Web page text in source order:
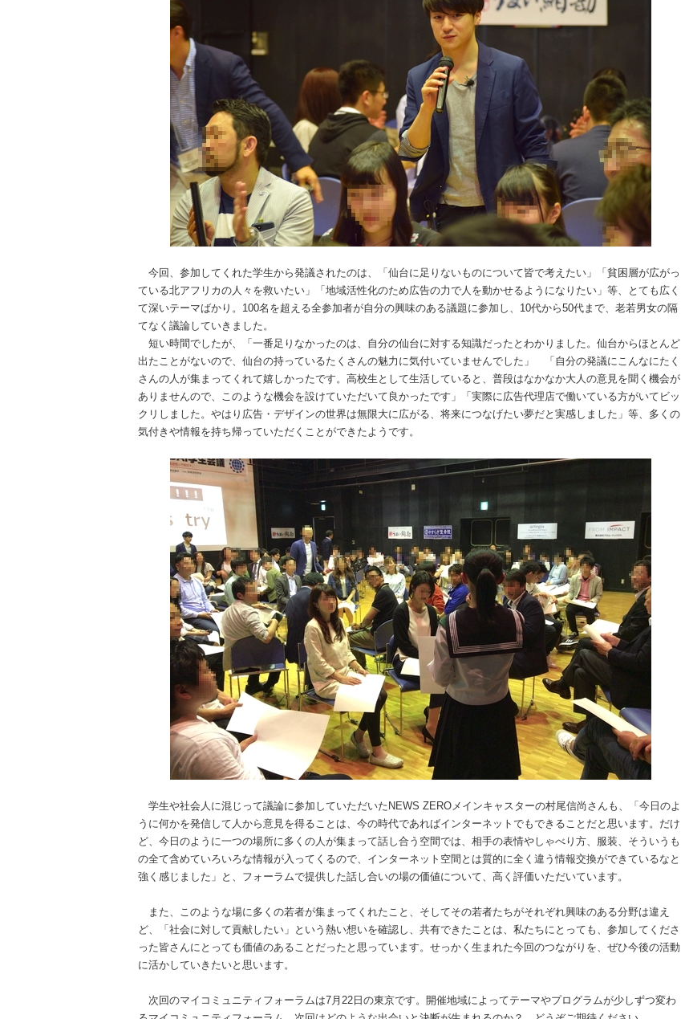
今回、参加してくれた学生から発議されたのは、「仙台に足りないものについて皆で考えたい」「貧困層が広がっ
ている北アフリカの人々を救いたい」「地域活性化のため広告の力で人を動かせるようになりたい」等、とても広く
て深いテーマばかり。100名を超える全参加者が自分の興味のある議題に参加し、10代から50代まで、老若男女の隔
てなく議論していきました。
短い時間でしたが、「一番足りなかったのは、自分の仙台に対する知識だったとわかりました。仙台からほとんど
出たことがないので、仙台の持っているたくさんの魅力に気付いていませんでした」 「自分の発議にこんなにたく
さんの人が集まってくれて嬉しかったです。高校生として生活していると、普段はなかなか大人の意見を聞く機会が
ありませんので、このような機会を設けていただいて良かったです」「実際に広告代理店で働いている方がいてビッ
クリしました。やはり広告・デザインの世界は無限大に広がる、将来につなげたい夢だと実感しました」等、多くの
気付きや情報を持ち帰っていただくことができたようです。
学生や社会人に混じって議論に参加していただいたNEWS ZEROメインキャスターの村尾信尚さんも、「今日のよ
うに何かを発信して人から意見を得ることは、今の時代であればインターネットでもできることだと思います。だけ
ど、今日のように一つの場所に多くの人が集まって話し合う空間では、相手の表情やしゃべり方、服装、そういうも
の全て含めていろいろな情報が入ってくるので、インターネット空間とは質的に全く違う情報交換ができているなと
強く感じました」と、フォーラムで提供した話し合いの場の価値について、高く評価いただいています。
また、このような場に多くの若者が集まってくれたこと、そしてその若者たちがそれぞれ興味のある分野は違え
ど、「社会に対して貢献したい」という熱い想いを確認し、共有できたことは、私たちにとっても、参加してくださ
った皆さんにとっても価値のあることだったと思っています。せっかく生まれた今回のつながりを、ぜひ今後の活動
に活かしていきたいと思います。
次回のマイコミュニティフォーラムは7月22日の東京です。開催地域によってテーマやプログラムが少しずつ変わ